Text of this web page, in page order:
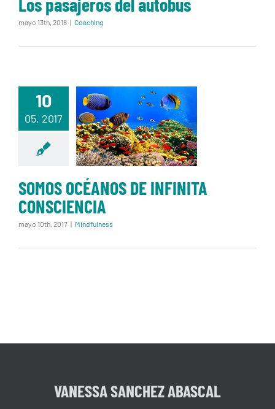
mayo 13th, 2018 | Coaching
10
05, 2017
SOMOS
OCÉANOS DE
INFINITA
CONSCIENCIA
SOMOS OCÉANOS DE INFINITA
CONSCIENCIA
mayo 10th, 2017 | Mindfulness
VANESSA SANCHEZ ABASCAL